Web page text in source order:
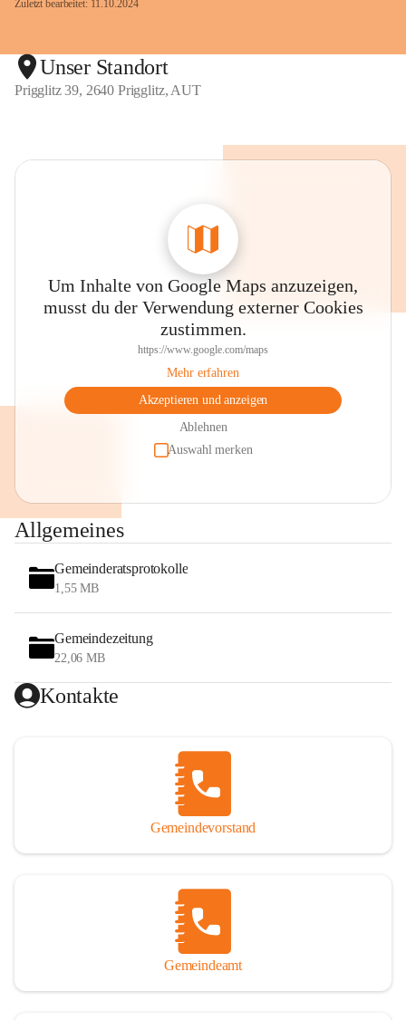
Zuletzt bearbeitet: 11.10.2024
Unser Standort
Prigglitz 39, 2640 Prigglitz, AUT
Um Inhalte von Google Maps anzuzeigen,
musst du der Verwendung externer Cookies
zustimmen.
https://www.google.com/maps
Mehr erfahren
Akzeptieren und anzeigen
Ablehnen
Auswahl merken
Allgemeines
Gemeinderatsprotokolle
1,55 MB
Gemeindezeitung
22,06 MB
Kontakte
Gemeindevorstand
Gemeindeamt